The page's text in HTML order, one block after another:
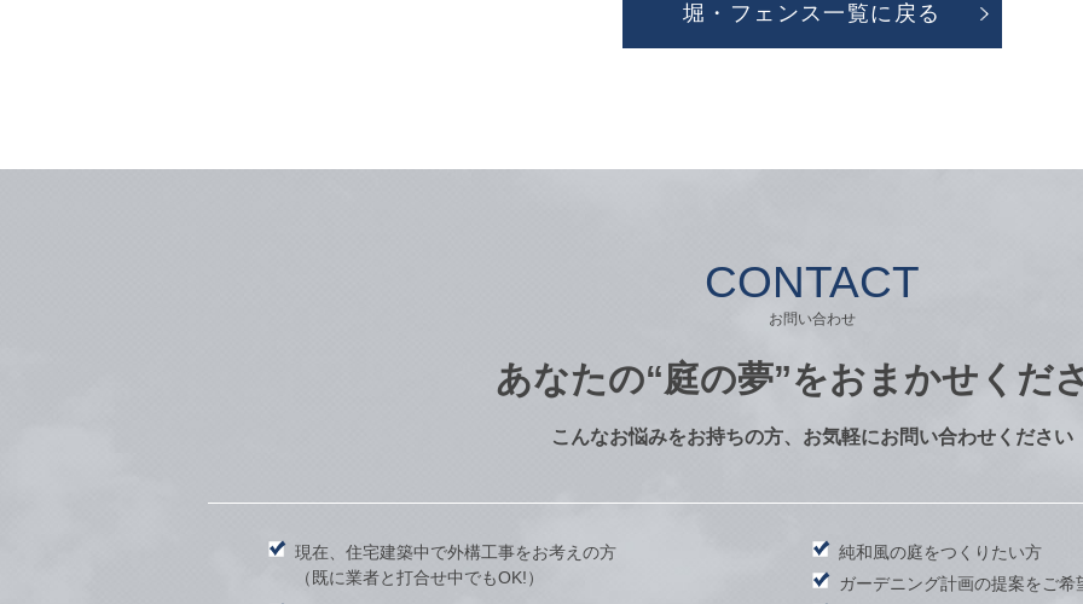
堀・フェンス一覧に戻る
CONTACT
お問い合わせ
あなたの“庭の夢”をおまかせくだ
こんなお悩みをお持ちの方、お気軽にお問い合わせください
現在、住宅建築中で外構工事をお考えの方
（既に業者と打合せ中でもOK!）
純和風の庭をつくりたい方
ガーデニング計画の提案をご希